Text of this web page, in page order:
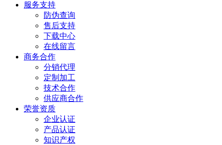
服务支持
防伪查询
售后支持
下载中心
在线留言
商务合作
分销代理
定制加工
技术合作
供应商合作
荣誉资质
企业认证
产品认证
知识产权